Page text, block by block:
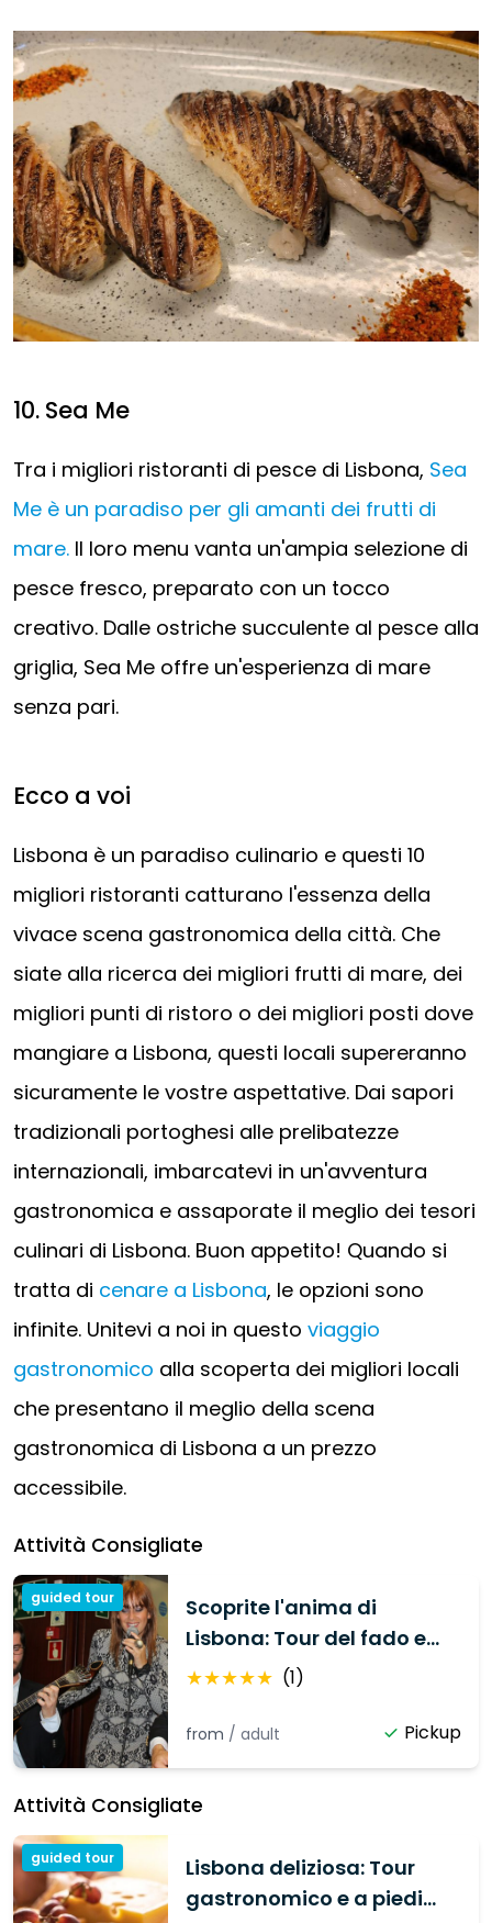
10. Sea Me
Tra i migliori ristoranti di pesce di Lisbona, Sea
Me è un paradiso per gli amanti dei frutti di
mare. Il loro menu vanta un'ampia selezione di
pesce fresco, preparato con un tocco
creativo. Dalle ostriche succulente al pesce alla
griglia, Sea Me offre un'esperienza di mare
senza pari.
Ecco a voi
Lisbona è un paradiso culinario e questi 10
migliori ristoranti catturano l'essenza della
vivace scena gastronomica della città. Che
siate alla ricerca dei migliori frutti di mare, dei
migliori punti di ristoro o dei migliori posti dove
mangiare a Lisbona, questi locali supereranno
sicuramente le vostre aspettative. Dai sapori
tradizionali portoghesi alle prelibatezze
internazionali, imbarcatevi in un'avventura
gastronomica e assaporate il meglio dei tesori
culinari di Lisbona. Buon appetito! Quando si
tratta di cenare a Lisbona, le opzioni sono
infinite. Unitevi a noi in questo viaggio
gastronomico alla scoperta dei migliori locali
che presentano il meglio della scena
gastronomica di Lisbona a un prezzo
accessibile.
Attività Consigliate
guided tour
Scoprite l'anima di
Lisbona: Tour del fado e
delle tapas
★★★★★ (1)
from /adult Pickup
Attività Consigliate
guided tour
Lisbona deliziosa: Tour
gastronomico e a piedi